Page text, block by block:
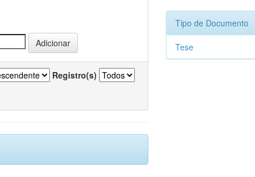
Registro(s)
Tipo de Documento
Tese